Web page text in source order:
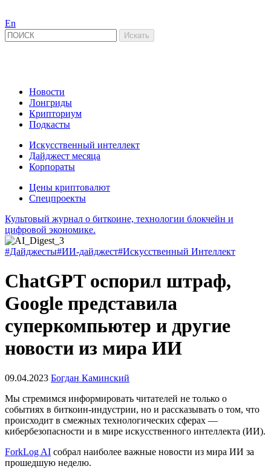
En
Новости
Лонгриды
Крипториум
Подкасты
Искусственный интеллект
Дайджест месяца
Корпораты
Цены криптовалют
Спецпроекты
Культовый журнал о биткоине, технологии блокчейн и
цифровой экономике.
#Дайджесты#ИИ-дайджест#Искусственный Интеллект
ChatGPT оспорил штраф,
Google представила
суперкомпьютер и другие
новости из мира ИИ
09.04.2023 Богдан Каминский
Мы стремимся информировать читателей не только о
событиях в биткоин-индустрии, но и рассказывать о том, что
происходит в смежных технологических сферах —
кибербезопасности и в мире искусственного интеллекта (ИИ).
ForkLog AI собрал наиболее важные новости из мира ИИ за
прошедшую неделю.